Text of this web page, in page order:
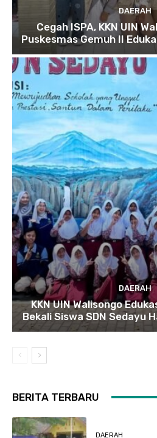
DAERAH
Cegah ISPA, KKN UIN
Puskesmas Gemuh II
DAERAH
KKN UIN Walisongo
Bekali Siswa SDN Sedayu
BERITA TERBARU
DAERAH